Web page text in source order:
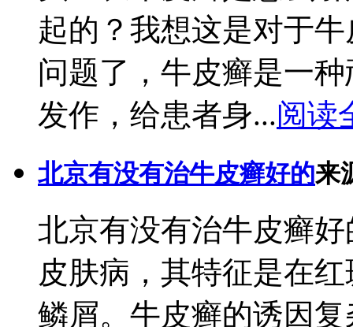
起的？我想这是对于
问题了，牛皮癣是一
发作，给患者身...阅读
北京有没有治牛皮癣好的来
北京有没有治牛皮癣
皮肤病，其特征是在
鳞屑。牛皮癣的诱因